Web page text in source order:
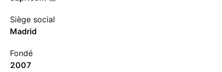
Siège social
Madrid
Fondé
2007